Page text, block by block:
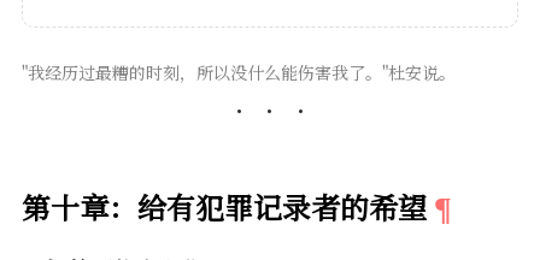
"我经历过最糟的时刻，所以没什么能伤害我了。"杜安说。
第十章：给有犯罪记录者的希望